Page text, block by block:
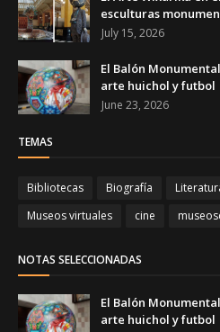
esculturas
July 15, 2026
El Balón
arte huichol y futbol
June 23, 2026
TEMAS
Bibliotecas Biografía
Museos virtuales
cine
NOTAS SELECCIONADAS
El Balón
arte huichol y futbol